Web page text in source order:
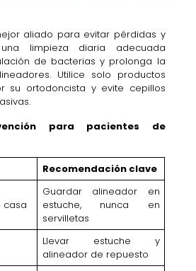
aliado para evitar pérdidas y
limpieza diaria adecuada
de bacterias y prolonga la
Utilice solo productos
su ortodoncista y evite cepillos
para pacientes de
Recomendación clave
casa
Guardar alineador en
estuche, nunca en
servilletas
Llevar estuche y
alineador de repuesto